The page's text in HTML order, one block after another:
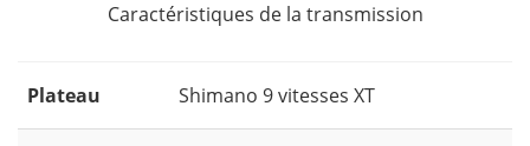
Caractéristiques de la transmission
Plateau Shimano 9 vitesses XT